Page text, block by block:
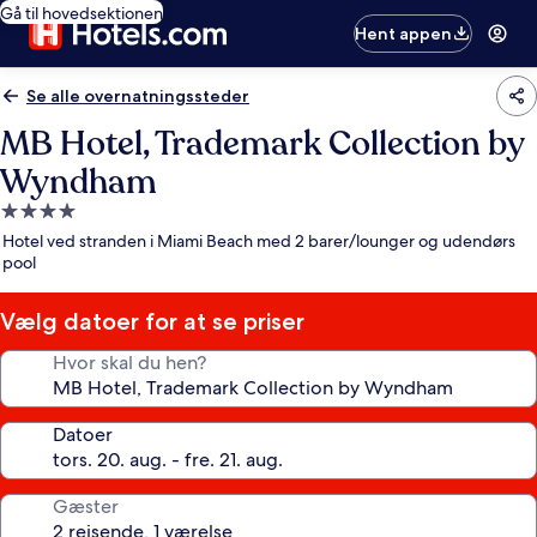
Gå til hovedsektionen
Hent appen
Se alle overnatningssteder
MB Hotel, Trademark Collection by
Wyndham
4.0-
stjernet
overnatningssted
Hotel ved stranden i Miami Beach med 2 barer/lounger og udendørs
pool
Vælg datoer for at se priser
Hvor skal du hen?
Datoer
Gæster